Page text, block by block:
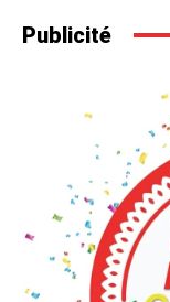
Publicité